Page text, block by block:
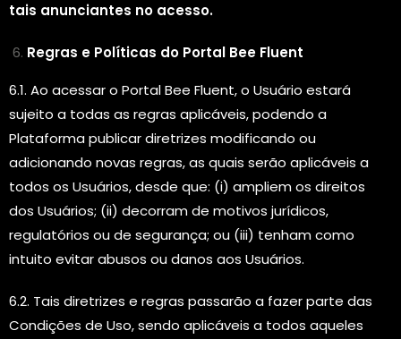
tais anunciantes no acesso.
Regras e Políticas do Portal Bee Fluent
6.1. Ao acessar o Portal Bee Fluent, o Usuário estará
sujeito a todas as regras aplicáveis, podendo a
Plataforma publicar diretrizes modificando ou
adicionando novas regras, as quais serão aplicáveis a
todos os Usuários, desde que: (i) ampliem os direitos
dos Usuários; (ii) decorram de motivos jurídicos,
regulatórios ou de segurança; ou (iii) tenham como
intuito evitar abusos ou danos aos Usuários.
6.2. Tais diretrizes e regras passarão a fazer parte das
Condições de Uso, sendo aplicáveis a todos aqueles